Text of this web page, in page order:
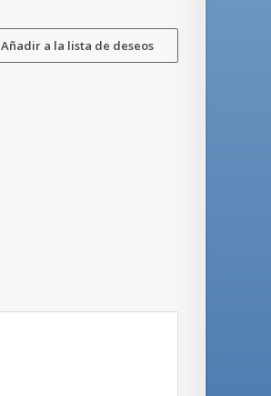
Añadir a la lista de deseos